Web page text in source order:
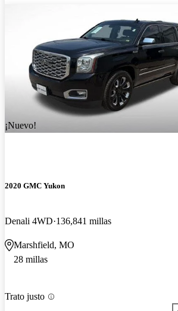
¡Nuevo!
2020 GMC Yukon
Denali 4WD 136,841 millas
Marshfield, MO
28 millas
Trato justo